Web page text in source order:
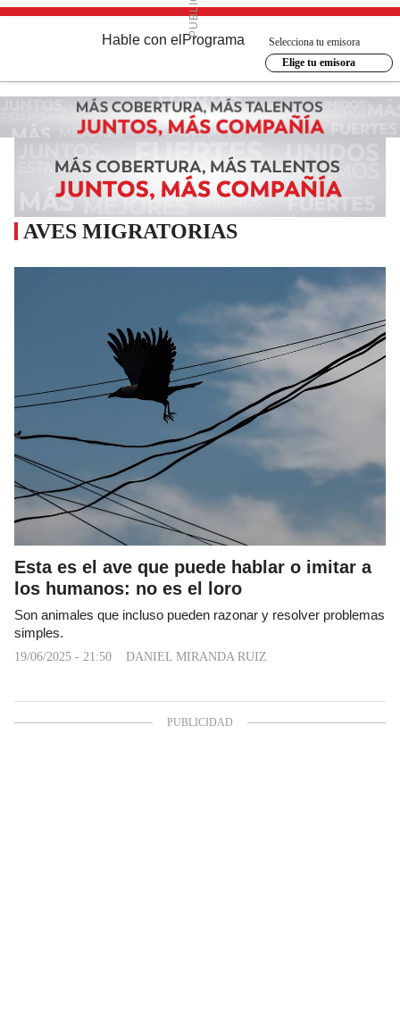
Hable con el Programa
Selecciona tu emisora
Elige tu emisora
AVES MIGRATORIAS
Esta es el ave que puede hablar o imitar a
los humanos: no es el loro
Son animales que incluso pueden razonar y resolver problemas
simples.
19/06/2025 - 21:50 DANIEL MIRANDA RUIZ